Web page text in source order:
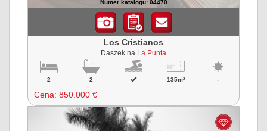
Numer katalogu: 04470
Los Cristianos
Daszek na La Punta
2 2 135m² -
Cena: 850.000 €